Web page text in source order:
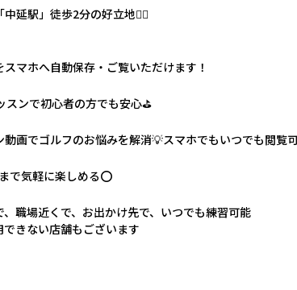
延駅」徒歩2分の好立地🚶‍♀️
マホへ自動保存・ご覧いただけます！
ンで初心者の方でも安心⛳️
画でゴルフのお悩みを解消💡スマホでもいつでも閲覧
で気軽に楽しめる⭕️
職場近くで、お出かけ先で、いつでも練習可能
きない店舗もございます